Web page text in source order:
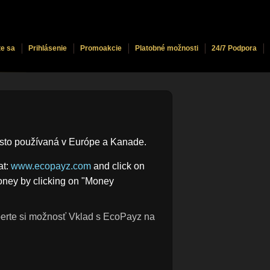
sa Prihlásenie Promoakcie Platobné možnosti 24/7 Podpora
používaná v Európe a Kanade.
www.ecopayz.com and click on
by clicking on "Money
si možnosť Vklad s EcoPayz na